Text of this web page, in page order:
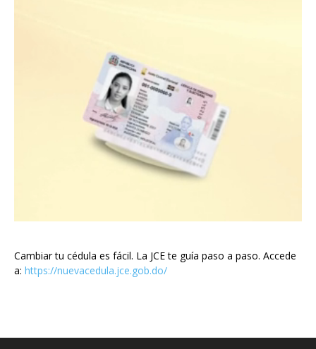
Cambiar tu cédula es fácil. La JCE te guía paso a paso. Accede
a: https://nuevacedula.jce.gob.do/